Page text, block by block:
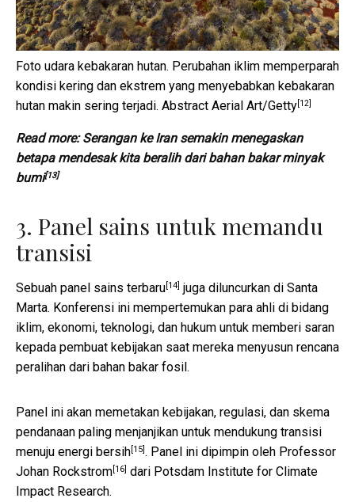
Foto udara kebakaran hutan. Perubahan iklim memperparah
kondisi kering dan ekstrem yang menyebabkan kebakaran
hutan makin sering terjadi. Abstract Aerial Art/Getty[12]
Read more:Serangan ke Iran semakin menegaskan
betapa mendesak kita beralih dari bahan bakar minyak
bumi[13]
3. Panel sains untuk memandu
transisi
Sebuah panel sains terbaru[14] juga diluncurkan di Santa
Marta. Konferensi ini mempertemukan para ahli di bidang
iklim, ekonomi, teknologi, dan hukum untuk memberi saran
kepada pembuat kebijakan saat mereka menyusun rencana
peralihan dari bahan bakar fosil.
Panel ini akan memetakan kebijakan, regulasi, dan skema
pendanaan paling menjanjikan untuk mendukung transisi
menuju energi bersih[15]. Panel ini dipimpin oleh Professor
Johan Rockstrom[16] dari Potsdam Institute for Climate
Impact Research.